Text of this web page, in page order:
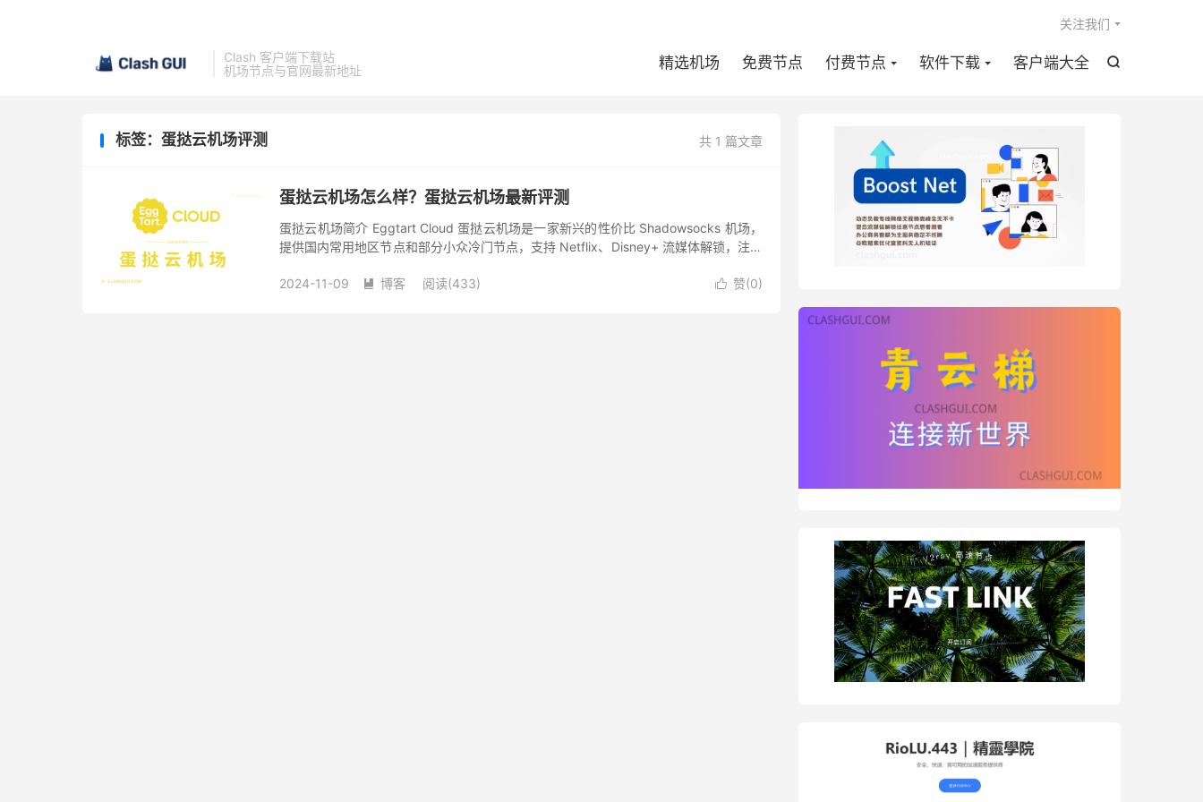
Clash 客户端下载站
机场节点与官网最新地址

精选机场 免费节点 付费节点 软件下载 客户端大全
关注我们
共 1 篇文章
标签：蛋挞云机场评测
蛋挞云机场怎么样？蛋挞云机场最新评测
蛋挞云机场简介 Eggtart Cloud 蛋挞云机场是一家新兴的性价比 Shadowsocks 机场，
提供国内常用地区节点和部分小众冷门节点，支持 Netflix、Disney+ 流媒体解锁，注册
 赞(0)
2024-11-09  博客 阅读(433)